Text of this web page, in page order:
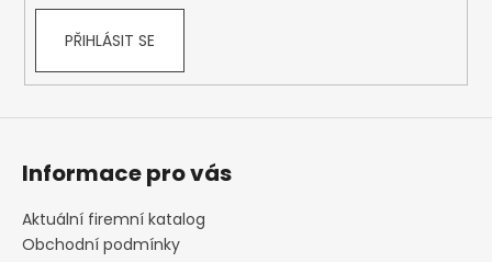
PŘIHLÁSIT SE
Informace pro vás
Aktuální firemní katalog
Obchodní podmínky